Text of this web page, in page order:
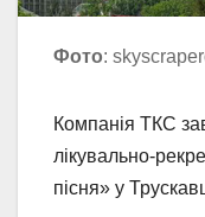
Фото:
Компанія ТКС
лікувально-
пісня» у